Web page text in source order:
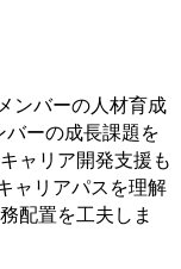
ンバーの人材育成
ーの成長課題を
ャリア開発支援も
ャリアパスを理解
配置を工夫しま